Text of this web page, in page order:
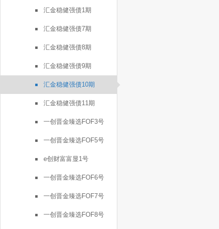
汇金稳健强债1期
汇金稳健强债7期
汇金稳健强债8期
汇金稳健强债9期
汇金稳健强债10期
汇金稳健强债11期
一创晋金臻选FOF3号
一创晋金臻选FOF5号
e创财富富显1号
一创晋金臻选FOF6号
一创晋金臻选FOF7号
一创晋金臻选FOF8号